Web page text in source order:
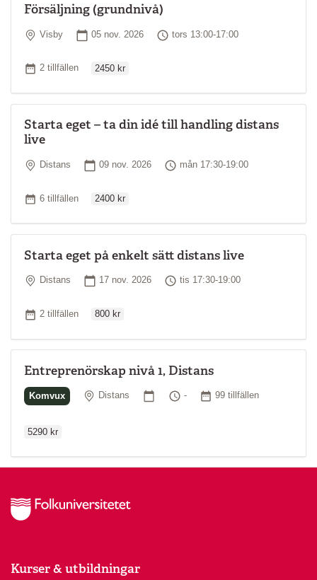
Försäljning (grundnivå)
Plats
Visby Startdatum
05 nov. 2026 Tid
tors 13:00-17:00
Antal tillfällen
2 tillfällen 2450 kr
Starta eget – ta din idé till handling distans
live
Plats
Distans Startdatum
09 nov. 2026 Tid
mån 17:30-19:00
Antal tillfällen
6 tillfällen 2400 kr
Starta eget på enkelt sätt distans live
Plats
Distans Startdatum
17 nov. 2026 Tid
tis 17:30-19:00
Antal tillfällen
2 tillfällen 800 kr
Entreprenörskap nivå 1, Distans
Komvux Plats
Distans Startdatum
Tid
- Antal tillfällen
99 tillfällen
5290 kr
Kurser & utbildningar